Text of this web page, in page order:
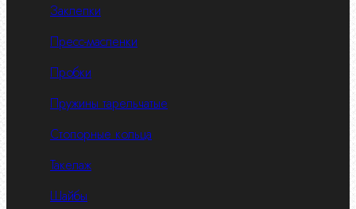
Заклепки
Пресс-масленки
Пробки
Пружины тарельчатые
Стопорные кольца
Такелаж
Шайбы